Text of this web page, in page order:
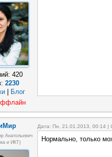
420
2230
Блог
Дата: Пн, 21.01.2013, 00:14 |
Анатольевич
и ИКТ)
Нормально, только